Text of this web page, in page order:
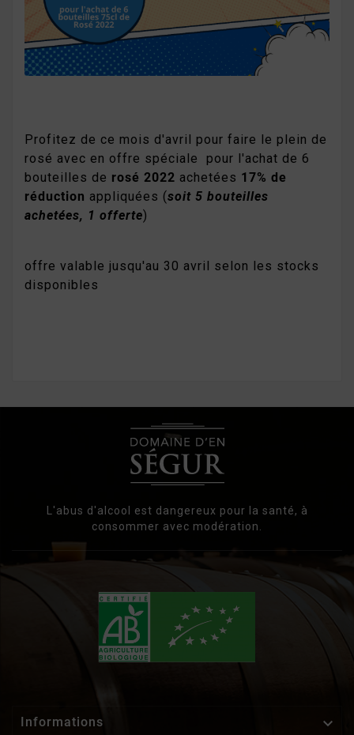
Profitez de ce mois d'avril pour faire le plein de
rosé avec en offre spéciale pour l'achat de 6
bouteilles de rosé 2022 achetées 17% de
réduction appliquées (soit 5 bouteilles
achetées, 1 offerte)
offre valable jusqu'au 30 avril selon les stocks
disponibles
L'abus d'alcool est dangereux pour la santé, à
consommer avec modération.
Informations 